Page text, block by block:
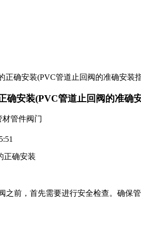
正确安装(PVC管道止回阀的准确安装
确安装(PVC管道止回阀的准确
材管件阀门
正确安装
之前，首先需要进行安全检查。确保